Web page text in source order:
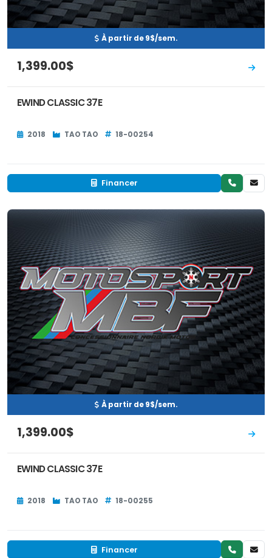
À partir de 9$/sem.
1,399.00$
EWIND CLASSIC 37E
2018 TAO TAO 18-00254
Financer
Neuf
À partir de 9$/sem.
1,399.00$
EWIND CLASSIC 37E
2018 TAO TAO 18-00255
Financer